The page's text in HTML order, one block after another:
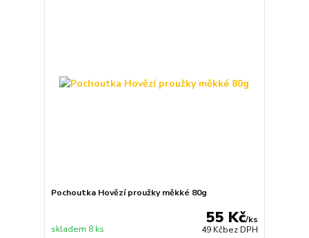
Pochoutka Hovězí proužky měkké 80g
55 Kč/ks
49 Kčbez DPH
skladem 8 ks